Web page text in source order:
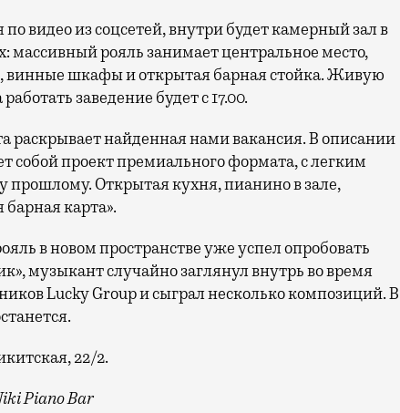
видео из соцсетей, внутри будет камерный зал в
массивный рояль занимает центральное место,
шкафы и открытая барная стойка. Живую
заведение будет с 17.00.
раскрывает найденная нами вакансия. В описании
собой проект премиального формата, с легким
прошлому. Открытая кухня, пианино в зале,
карта».
в новом пространстве уже успел опробовать
музыкант случайно заглянул внутрь во время
Lucky Group и сыграл несколько композиций. В
22/2.
Piano Bar